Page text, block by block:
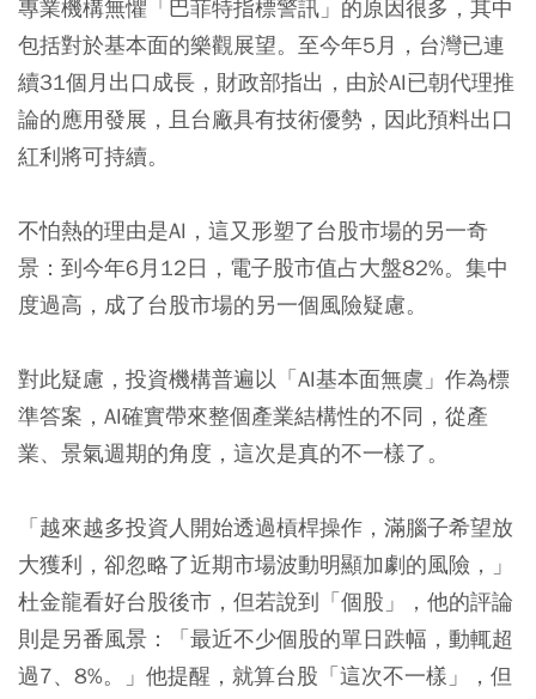
專業機構無懼「巴菲特指標警訊」的原因很多，其中
包括對於基本面的樂觀展望。至今年5月，台灣已連
續31個月出口成長，財政部指出，由於AI已朝代理推
論的應用發展，且台廠具有技術優勢，因此預料出口
紅利將可持續。
不怕熱的理由是AI，這又形塑了台股市場的另一奇
景：到今年6月12日，電子股市值占大盤82%。集中
度過高，成了台股市場的另一個風險疑慮。
對此疑慮，投資機構普遍以「AI基本面無虞」作為標
準答案，AI確實帶來整個產業結構性的不同，從產
業、景氣週期的角度，這次是真的不一樣了。
「越來越多投資人開始透過槓桿操作，滿腦子希望放
大獲利，卻忽略了近期市場波動明顯加劇的風險，」
杜金龍看好台股後市，但若說到「個股」，他的評論
則是另番風景：「最近不少個股的單日跌幅，動輒超
過7、8%。」他提醒，就算台股「這次不一樣」，但